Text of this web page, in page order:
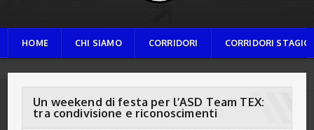
HOME CHI SIAMO CORRIDORI CORRIDORI
Un weekend di festa per l’ASD Team TEX:
tra condivisione e riconoscimenti